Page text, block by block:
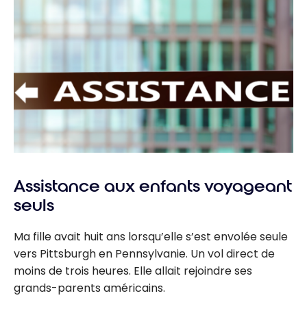
Assistance aux enfants voyageant
seuls
Ma fille avait huit ans lorsqu’elle s’est envolée seule
vers Pittsburgh en Pennsylvanie. Un vol direct de
moins de trois heures. Elle allait rejoindre ses
grands-parents américains.